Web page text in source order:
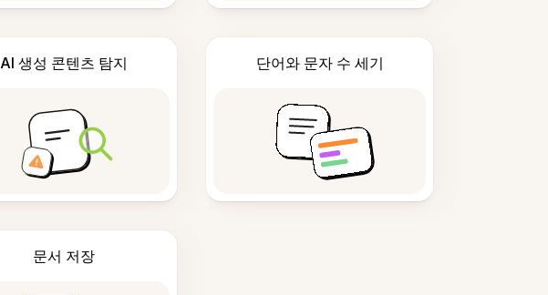
AI 생성 콘텐츠 탐지 단어와 문자 수 세기
문서 저장